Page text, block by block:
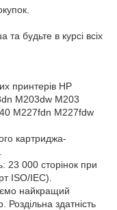
будьте в курсі всіх
принтерів HP
M203dw M203
M227fdn M227fdw
картриджа-
23 000 сторінок при
ISO/IEC).
найкращий
Роздільна здатність